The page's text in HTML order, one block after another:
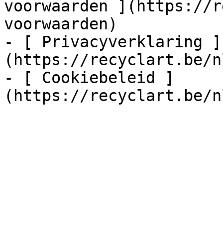
voorwaarden ](https://
voorwaarden)
- [ Privacyverklaring ]
(https://recyclart.be/
- [ Cookiebeleid ]